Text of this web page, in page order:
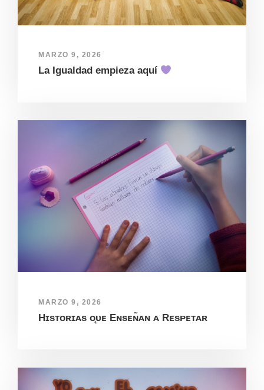
MARZO 9, 2026
La Igualdad empieza aquí
MARZO 9, 2026
Hɪsᴛᴏʀɪᴀs ᴏ̨ᴜᴇ Eɴsᴇɴ̃ᴀɴ ᴀ Rᴇsᴘᴇᴛᴀʀ